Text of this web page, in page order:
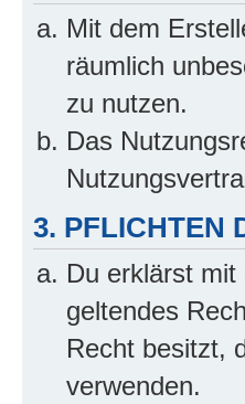
Mit dem
räumlich
zu nutzen.
Das
3. PFLICHTEN
Du erklärst
geltendes
Recht besitzt,
verwenden.